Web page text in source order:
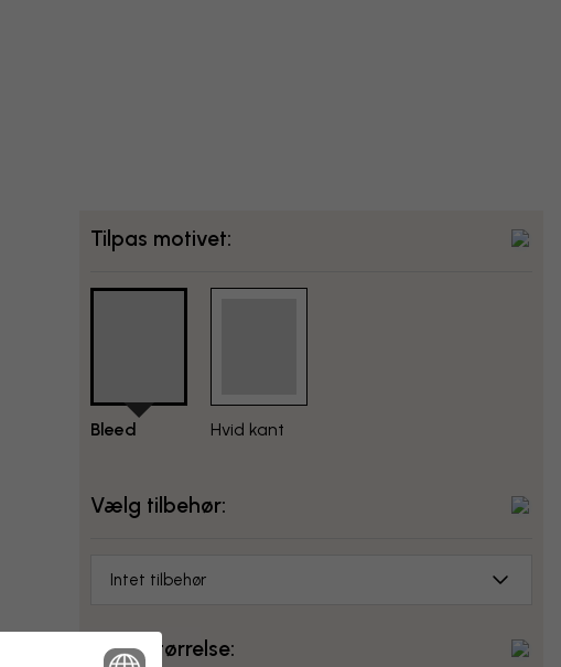
Tilpas motivet:
Bleed Hvid kant
Vælg tilbehør:
Intet tilbehør
Vælg størrelse: